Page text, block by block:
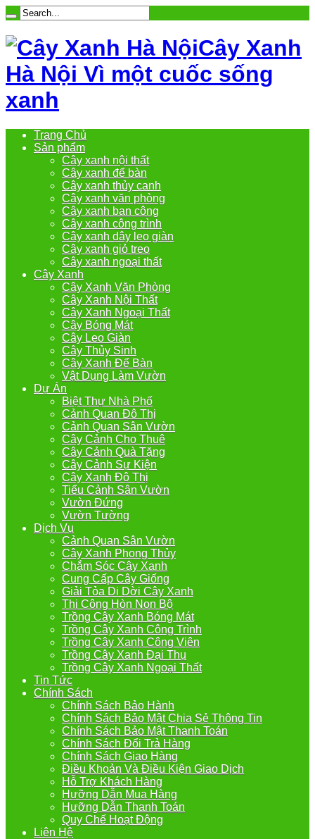
Cây Xanh
Hà Nội Vì một cuốc sống
xanh
Trang Chủ
Sản phẩm
Cây xanh nội thất
Cây xanh để bàn
Cây xanh thủy canh
Cây xanh văn phòng
Cây xanh ban công
Cây xanh công trình
Cây xanh dây leo giàn
Cây xanh giỏ treo
Cây xanh ngoại thất
Cây Xanh
Cây Xanh Văn Phòng
Cây Xanh Nội Thất
Cây Xanh Ngoại Thất
Cây Bóng Mát
Cây Leo Giàn
Cây Thủy Sinh
Cây Xanh Để Bàn
Vật Dụng Làm Vườn
Dự Án
Biệt Thự Nhà Phố
Cảnh Quan Đô Thị
Cảnh Quan Sân Vườn
Cây Cảnh Cho Thuê
Cây Cảnh Quà Tặng
Cây Cảnh Sự Kiện
Cây Xanh Đô Thị
Tiểu Cảnh Sân Vườn
Vườn Đứng
Vườn Tường
Dịch Vụ
Cảnh Quan Sân Vườn
Cây Xanh Phong Thủy
Chắm Sóc Cây Xanh
Cung Cấp Cây Giống
Giải Tỏa Di Dời Cây Xanh
Thi Công Hòn Non Bộ
Trồng Cây Xanh Bóng Mát
Trồng Cây Xanh Công Trình
Trồng Cây Xanh Công Viên
Trồng Cây Xanh Đại Thụ
Trồng Cây Xanh Ngoại Thất
Tin Tức
Chính Sách
Chính Sách Bảo Hành
Chính Sách Bảo Mật Chia Sẻ Thông Tin
Chính Sách Bảo Mật Thanh Toán
Chính Sách Đổi Trả Hàng
Chính Sách Giao Hàng
Điều Khoản Và Điều Kiện Giao Dịch
Hỗ Trợ Khách Hàng
Hưỡng Dẫn Mua Hàng
Hưỡng Dẫn Thanh Toán
Quy Chế Hoạt Động
Liên Hệ